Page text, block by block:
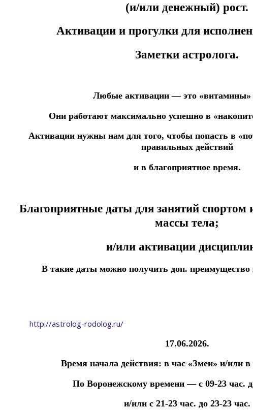
(и/или денежный) рост.
Активации и прогулки для
Заметки астролога.
Любые активации — это «витамины»
Они работают максимально успешно в
Активации нужны нам для того, чтобы попасть в
правильных действий
и в благоприятное время.
Благоприятные даты для занятий спортом
массы тела;
и/или активации
В такие даты можно получить доп. преимущество
http://astrolog-rodolog.ru/
17.06.2026.
Время начала действия: в час «Змеи» и/или
По Воронежскому времени — с 09-23 час.
и/или с 21-23 час. до 23-23 час.